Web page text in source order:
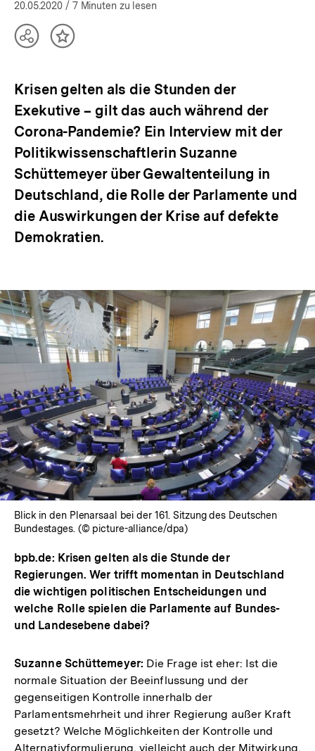
20.05.2020 / 7 Minuten zu lesen
TeilenInhalt
Krisen gelten als die Stunden der
Exekutive – gilt das auch während der
Corona-Pandemie? Ein Interview mit der
Politikwissenschaftlerin Suzanne
Schüttemeyer über Gewaltenteilung in
Deutschland, die Rolle der Parlamente und
die Auswirkungen der Krise auf defekte
Demokratien.
Blick in den Plenarsaal bei der 161. Sitzung des Deutschen
Bundestages. (© picture-alliance/dpa)
bpb.de: Krisen gelten als die Stunde der
Regierungen. Wer trifft momentan in Deutschland
die wichtigen politischen Entscheidungen und
welche Rolle spielen die Parlamente auf Bundes-
und Landesebene dabei?
Suzanne Schüttemeyer: Die Frage ist eher: Ist die
normale Situation der Beeinflussung und der
gegenseitigen Kontrolle innerhalb der
Parlamentsmehrheit und ihrer Regierung außer Kraft
gesetzt? Welche Möglichkeiten der Kontrolle und
Alternativformulierung, vielleicht auch der Mitwirkung,